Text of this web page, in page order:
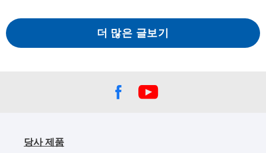
더 많은 글보기
당사 제품